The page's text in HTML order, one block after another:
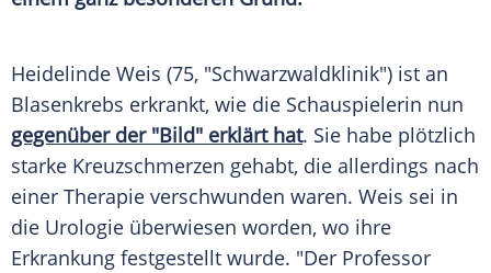
Heidelinde Weis (75, "Schwarzwaldklinik") ist an
Blasenkrebs erkrankt, wie die Schauspielerin nun
gegenüber der "Bild" erklärt hat. Sie habe plötzlich
starke Kreuzschmerzen gehabt, die allerdings nach
einer Therapie verschwunden waren. Weis sei in
die Urologie überwiesen worden, wo ihre
Erkrankung festgestellt wurde. "Der Professor